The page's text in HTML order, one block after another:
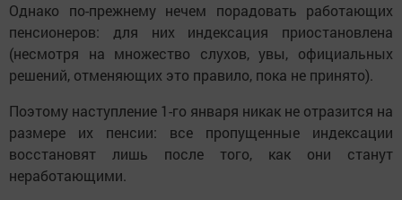
Однако по-прежнему нечем порадовать работающих
пенсионеров: для них индексация приостановлена
(несмотря на множество слухов, увы, официальных
решений, отменяющих это правило, пока не принято).
Поэтому наступление 1-го января никак не отразится на
размере их пенсии: все пропущенные индексации
восстановят лишь после того, как они станут
неработающими.